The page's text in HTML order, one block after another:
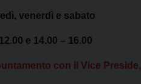
venerdì e sabato
e 14.00 – 16.00
con il Vice Preside,